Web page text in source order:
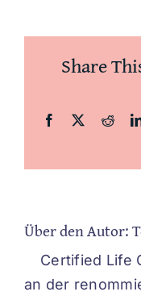
Share
Facebook
Über den Autor:
Certified Life
an der